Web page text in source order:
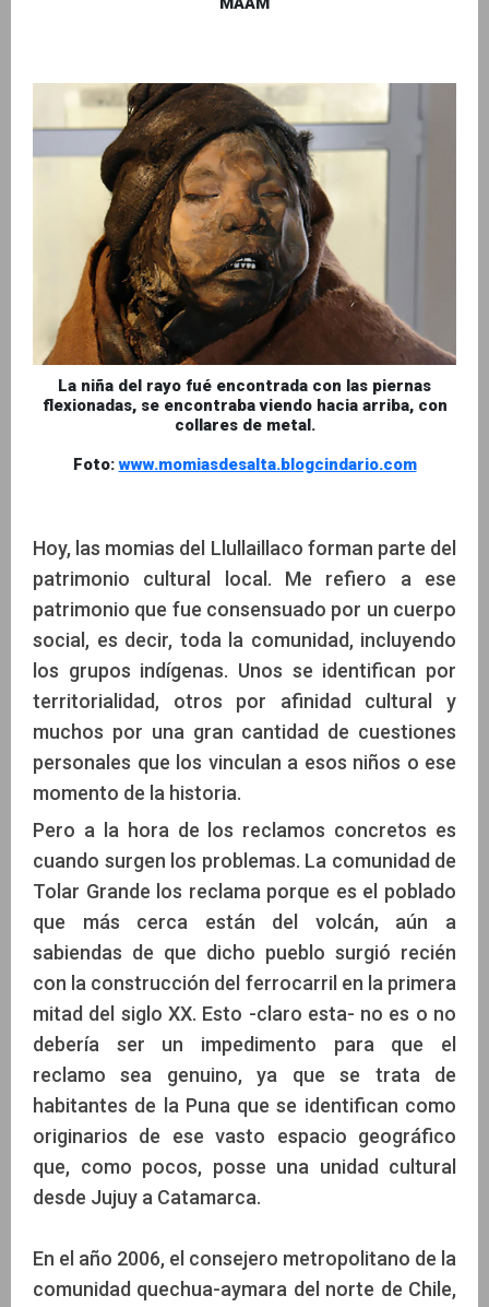
La niña del rayo fué encontrada con las piernas
flexionadas, se encontraba viendo hacia arriba, con
collares de metal.
Foto:www.momiasdesalta.blogcindario.com
Hoy, las momias del Llullaillaco forman parte del
patrimonio cultural local. Me refiero a ese
patrimonio que fue consensuado por un cuerpo
social, es decir, toda la comunidad, incluyendo
los grupos indígenas. Unos se identifican por
territorialidad, otros por afinidad cultural y
muchos por una gran cantidad de cuestiones
personales que los vinculan a esos niños o ese
momento de la historia.
Pero a la hora de los reclamos concretos es
cuando surgen los problemas. La comunidad de
Tolar Grande los reclama porque es el poblado
que más cerca están del volcán, aún a
sabiendas de que dicho pueblo surgió recién
con la construcción del ferrocarril en la primera
mitad del siglo XX. Esto -claro esta- no es o no
debería ser un impedimento para que el
reclamo sea genuino, ya que se trata de
habitantes de la Puna que se identifican como
originarios de ese vasto espacio geográfico
que, como pocos, posse una unidad cultural
desde Jujuy a Catamarca.
En el año 2006, el consejero metropolitano de la
comunidad quechua-aymara del norte de Chile,